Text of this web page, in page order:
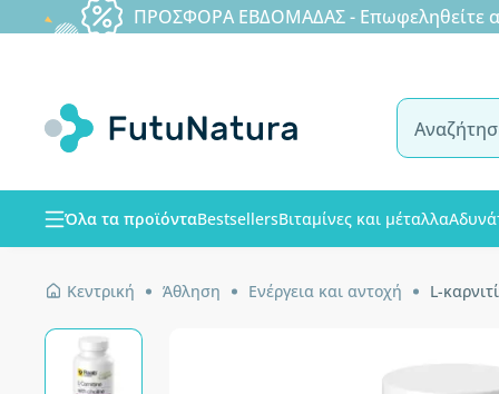
ΠΡΟΣΦΟΡΑ ΕΒΔΟΜΑΔΑΣ - Επωφεληθείτε
Όλα τα προϊόνταBestsellersΒιταμίνες και μέταλλα
Κεντρική Άθληση Ενέργεια και αντοχή L-